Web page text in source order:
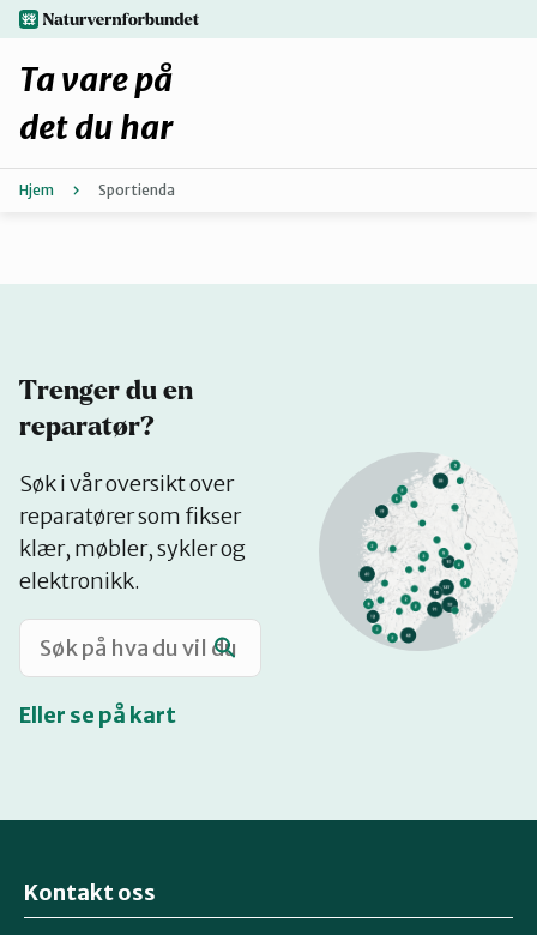
Hopp
til
hovedinnhold
Forbehold
Hvorfor reparere?
Katalog
Mitt navn
Retten til reparasjon
naturvernforbundet.no
Ta vare på
det du har
Hjem Sportienda
Trenger du en
reparatør?
Søk i vår oversikt over
reparatører som fikser
klær, møbler, sykler og
elektronikk.
Eller se på kart
på
kart
Kontakt oss